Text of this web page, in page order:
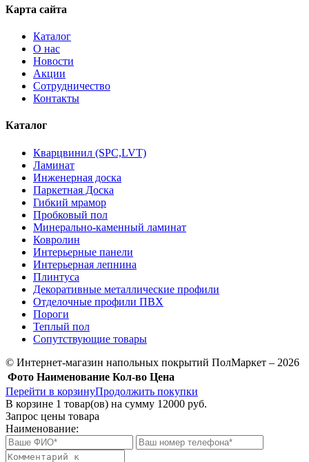
Карта сайта
Каталог
О нас
Новости
Акции
Сотрудничество
Контакты
Каталог
Кварцвинил (SPC,LVT)
Ламинат
Инженерная доска
Паркетная Доска
Гибкий мрамор
Пробковый пол
Минерально-каменный ламинат
Ковролин
Интерьерные панели
Интерьерная лепнина
Плинтуса
Декоративные металлические профили
Отделочные профили ПВХ
Пороги
Теплый пол
Сопутствующие товары
© Интернет-магазин напольных покрытий ПолМаркет – 2026
Фото Наименование Кол-во Цена
Перейти в корзинуПродолжить покупки
В корзине 1 товар(ов) на сумму 12000 руб.
Запрос цены товара
Наименование: